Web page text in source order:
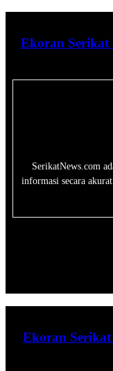
Ekoran Serikat
SerikatNews.com
informasi secara
Ekoran Serikat